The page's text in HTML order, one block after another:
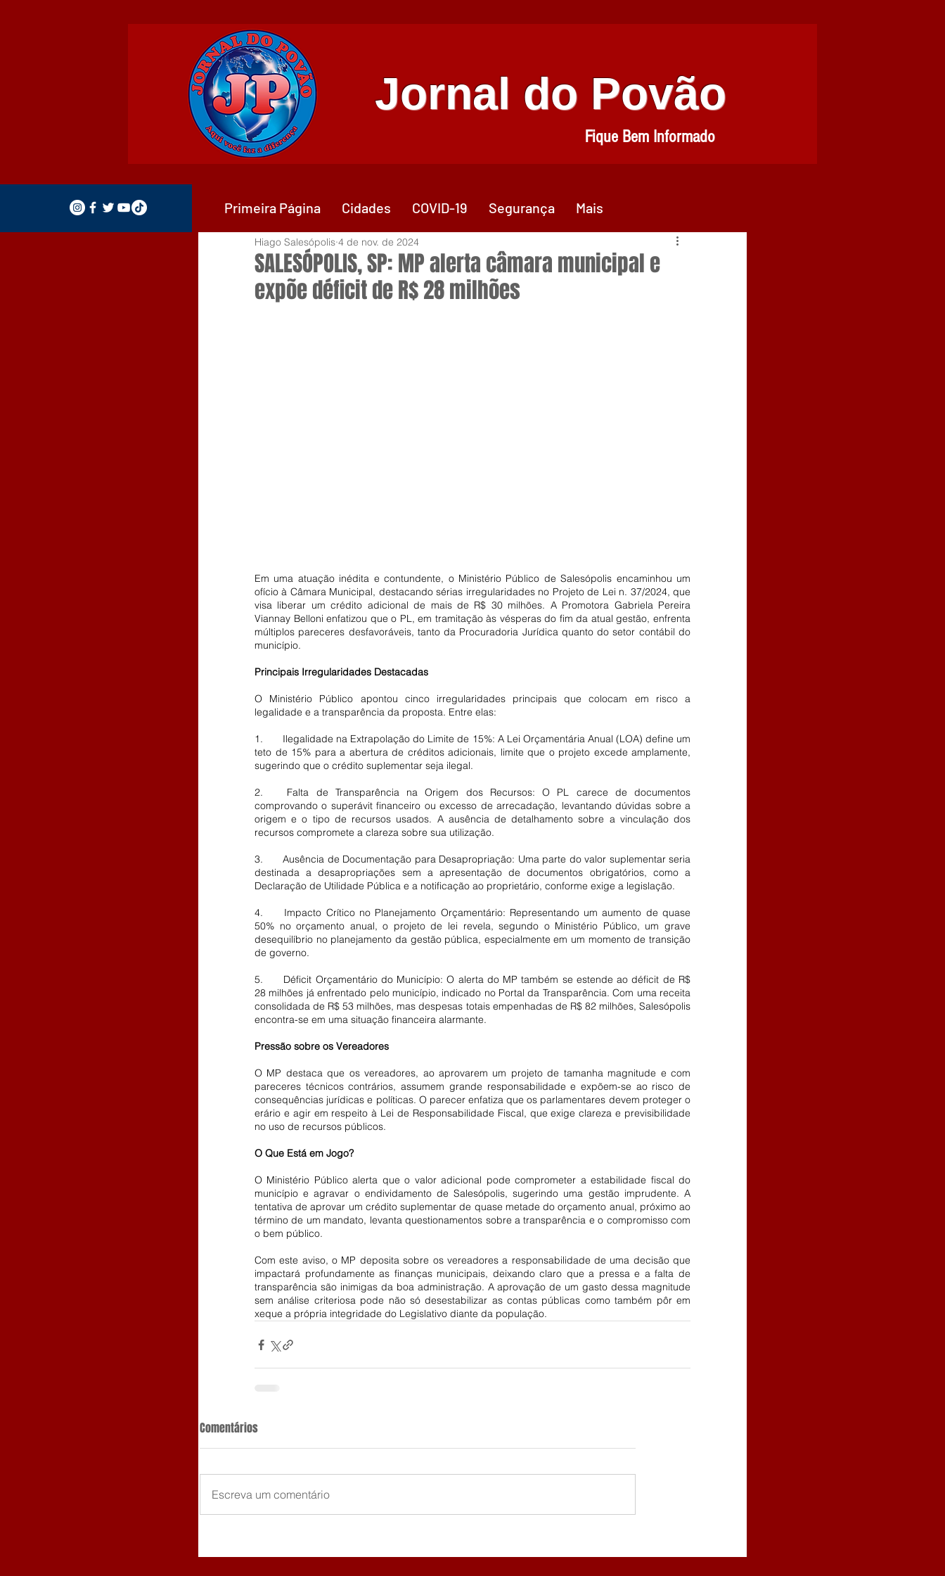
Jornal do Povão
Fique Bem Informado
SALESÓPOLIS, SP: MP alerta câmara municipal e
expõe déficit de R$ 28 milhões
Hiago Salesópolis 4 de nov. de 2024
Em uma atuação inédita e contundente, o Ministério Público de Salesópolis encaminhou um
ofício à Câmara Municipal, destacando sérias irregularidades no Projeto de Lei n. 37/2024, que
visa liberar um crédito adicional de mais de R$ 30 milhões. A Promotora Gabriela Pereira
Viannay Belloni enfatizou que o PL, em tramitação às vésperas do fim da atual gestão, enfrenta
múltiplos pareceres desfavoráveis, tanto da Procuradoria Jurídica quanto do setor contábil do
município.
Principais Irregularidades Destacadas
O Ministério Público apontou cinco irregularidades principais que colocam em risco a
legalidade e a transparência da proposta. Entre elas:
1.	Ilegalidade na Extrapolação do Limite de 15%: A Lei Orçamentária Anual (LOA) define um
teto de 15% para a abertura de créditos adicionais, limite que o projeto excede amplamente,
sugerindo que o crédito suplementar seja ilegal.
2.	Falta de Transparência na Origem dos Recursos: O PL carece de documentos
comprovando o superávit financeiro ou excesso de arrecadação, levantando dúvidas sobre a
origem e o tipo de recursos usados. A ausência de detalhamento sobre a vinculação dos
recursos compromete a clareza sobre sua utilização.
3.	Ausência de Documentação para Desapropriação: Uma parte do valor suplementar seria
destinada a desapropriações sem a apresentação de documentos obrigatórios, como a
Declaração de Utilidade Pública e a notificação ao proprietário, conforme exige a legislação.
4.	Impacto Crítico no Planejamento Orçamentário: Representando um aumento de quase
50% no orçamento anual, o projeto de lei revela, segundo o Ministério Público, um grave
desequilíbrio no planejamento da gestão pública, especialmente em um momento de transição
de governo.
5.	Déficit Orçamentário do Município: O alerta do MP também se estende ao déficit de R$
28 milhões já enfrentado pelo município, indicado no Portal da Transparência. Com uma receita
consolidada de R$ 53 milhões, mas despesas totais empenhadas de R$ 82 milhões, Salesópolis
encontra-se em uma situação financeira alarmante.
Pressão sobre os Vereadores
O MP destaca que os vereadores, ao aprovarem um projeto de tamanha magnitude e com
pareceres técnicos contrários, assumem grande responsabilidade e expõem-se ao risco de
consequências jurídicas e políticas. O parecer enfatiza que os parlamentares devem proteger o
erário e agir em respeito à Lei de Responsabilidade Fiscal, que exige clareza e previsibilidade
no uso de recursos públicos.
O Que Está em Jogo?
O Ministério Público alerta que o valor adicional pode comprometer a estabilidade fiscal do
município e agravar o endividamento de Salesópolis, sugerindo uma gestão imprudente. A
tentativa de aprovar um crédito suplementar de quase metade do orçamento anual, próximo ao
término de um mandato, levanta questionamentos sobre a transparência e o compromisso com
o bem público.
Com este aviso, o MP deposita sobre os vereadores a responsabilidade de uma decisão que
impactará profundamente as finanças municipais, deixando claro que a pressa e a falta de
transparência são inimigas da boa administração. A aprovação de um gasto dessa magnitude
sem análise criteriosa pode não só desestabilizar as contas públicas como também pôr em
xeque a própria integridade do Legislativo diante da população.
Comentários
Escreva um comentário
Primeira Página Cidades COVID-19 Segurança Mais